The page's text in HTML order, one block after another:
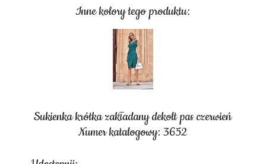
Inne kolory tego produktu:
Sukienka krótka zakładany dekolt pas czerwień
Numer katalogowy: 3652